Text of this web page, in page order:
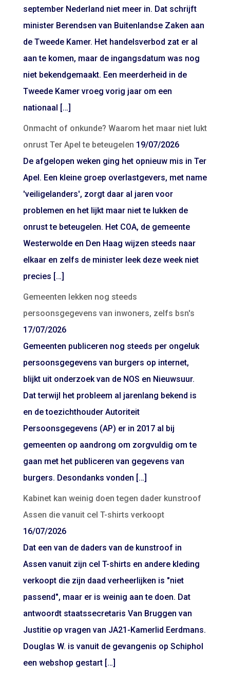
september Nederland niet meer in. Dat schrijft
minister Berendsen van Buitenlandse Zaken aan
de Tweede Kamer. Het handelsverbod zat er al
aan te komen, maar de ingangsdatum was nog
niet bekendgemaakt. Een meerderheid in de
Tweede Kamer vroeg vorig jaar om een
nationaal […]
Onmacht of onkunde? Waarom het maar niet lukt
onrust Ter Apel te beteugelen 19/07/2026
De afgelopen weken ging het opnieuw mis in Ter
Apel. Een kleine groep overlastgevers, met name
'veiligelanders', zorgt daar al jaren voor
problemen en het lijkt maar niet te lukken de
onrust te beteugelen. Het COA, de gemeente
Westerwolde en Den Haag wijzen steeds naar
elkaar en zelfs de minister leek deze week niet
precies […]
Gemeenten lekken nog steeds
persoonsgegevens van inwoners, zelfs bsn's
17/07/2026
Gemeenten publiceren nog steeds per ongeluk
persoonsgegevens van burgers op internet,
blijkt uit onderzoek van de NOS en Nieuwsuur.
Dat terwijl het probleem al jarenlang bekend is
en de toezichthouder Autoriteit
Persoonsgegevens (AP) er in 2017 al bij
gemeenten op aandrong om zorgvuldig om te
gaan met het publiceren van gegevens van
burgers. Desondanks vonden […]
Kabinet kan weinig doen tegen dader kunstroof
Assen die vanuit cel T-shirts verkoopt
16/07/2026
Dat een van de daders van de kunstroof in
Assen vanuit zijn cel T-shirts en andere kleding
verkoopt die zijn daad verheerlijken is "niet
passend", maar er is weinig aan te doen. Dat
antwoordt staatssecretaris Van Bruggen van
Justitie op vragen van JA21-Kamerlid Eerdmans.
Douglas W. is vanuit de gevangenis op Schiphol
een webshop gestart […]